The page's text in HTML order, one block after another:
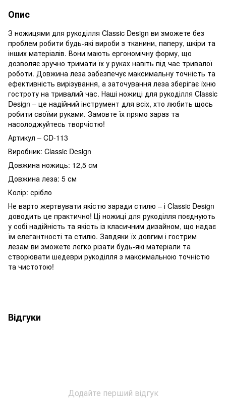
Опис
З ножицями для рукоділля Classic Design ви зможете без
проблем робити будь-які вироби з тканини, паперу, шкіри та
інших матеріалів. Вони мають ергономічну форму, що
дозволяє зручно тримати їх у руках навіть під час тривалої
роботи. Довжина леза забезпечує максимальну точність та
ефективність вирізування, а заточування леза зберігає їхню
гостроту на тривалий час. Наші ножиці для рукоділля Classic
Design – це надійний інструмент для всіх, хто любить щось
робити своїми руками. Замовте їх прямо зараз та
насолоджуйтесь творчістю!
Артикул – CD-113
Виробник: Classic Design
Довжина ножиць: 12,5 см
Довжина леза: 5 см
Колір: срібло
Не варто жертвувати якістю заради стилю – і Classic Design
доводить це практично! Ці ножиці для рукоділля поєднують
у собі надійність та якість із класичним дизайном, що надає
їм елегантності та стилю. Завдяки їх довгим і гострим
лезам ви зможете легко різати будь-які матеріали та
створювати шедеври рукоділля з максимальною точністю
та чистотою!
Відгуки
Додайте перший відгук